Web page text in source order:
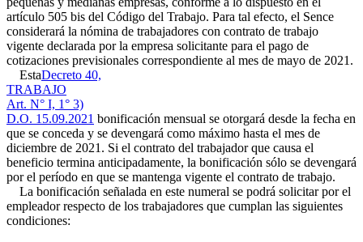
artículo 505 bis del Código del Trabajo. Para tal efecto, el Sence
considerará la nómina de trabajadores con contrato de trabajo
vigente declarada por la empresa solicitante para el pago de
cotizaciones previsionales correspondiente al mes de mayo de 2021.
EstaDecreto 40,
TRABAJO
Art. N° I, 1° 3)
D.O. 15.09.2021 bonificación mensual se otorgará desde la fecha en
que se conceda y se devengará como máximo hasta el mes de
diciembre de 2021. Si el contrato del trabajador que causa el
beneficio termina anticipadamente, la bonificación sólo se devengará
por el período en que se mantenga vigente el contrato de trabajo.
La bonificación señalada en este numeral se podrá solicitar por el
empleador respecto de los trabajadores que cumplan las siguientes
condiciones: